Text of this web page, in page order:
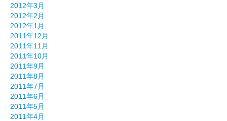
2012年3月
2012年2月
2012年1月
2011年12月
2011年11月
2011年10月
2011年9月
2011年8月
2011年7月
2011年6月
2011年5月
2011年4月